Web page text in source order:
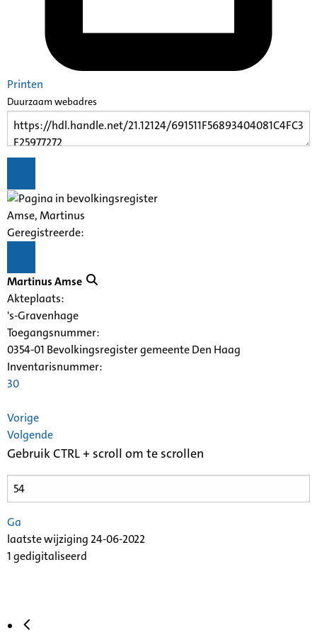
Printen
Duurzaam webadres
Amse, Martinus
Geregistreerde:
Martinus Amse
Akteplaats:
's-Gravenhage
Toegangsnummer:
0354-01 Bevolkingsregister gemeente Den Haag
Inventarisnummer:
30
Vorige
Volgende
Gebruik CTRL + scroll om te scrollen
Ga
laatste wijziging 24-06-2022
1 gedigitaliseerd